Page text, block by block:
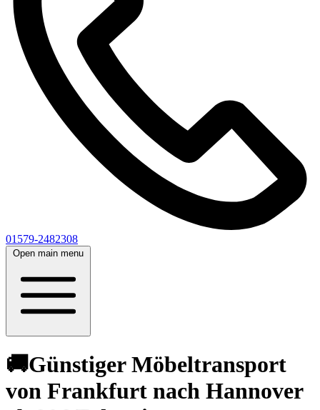
01579-2482308
Open main menu
🚚Günstiger Möbeltransport
von Frankfurt nach Hannover